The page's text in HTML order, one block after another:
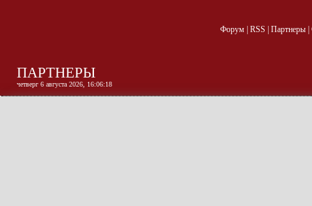
Форум| RSS Партнеры|
ПАРТНЕРЫ
четверг 6 августа 2026, 16:06:19